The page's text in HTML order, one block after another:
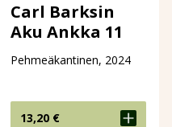
Carl Barksin
Aku Ankka 11
Pehmeäkantinen, 2024
13,20 €